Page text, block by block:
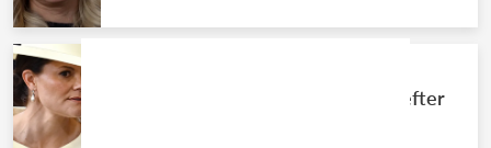
Stora förändringen för Victoria – efter